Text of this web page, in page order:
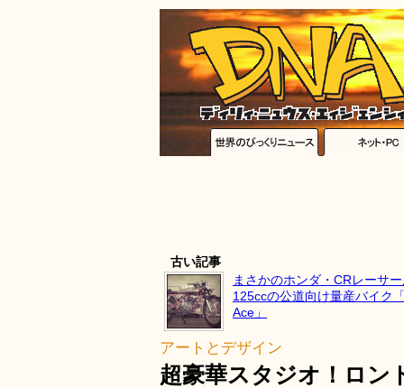
古い記事
まさかのホンダ・CRレーサ
125ccの公道向け量産バイク
Ace」
アートとデザイン
超豪華スタジオ！ロン